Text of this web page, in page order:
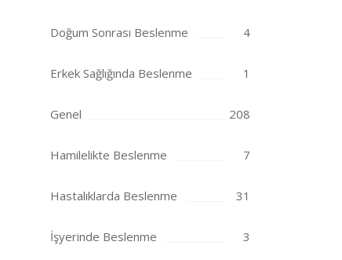
Doğum Sonrası Beslenme 4
Erkek Sağlığında Beslenme 1
Genel 208
Hamilelikte Beslenme 7
Hastalıklarda Beslenme 31
İşyerinde Beslenme 3